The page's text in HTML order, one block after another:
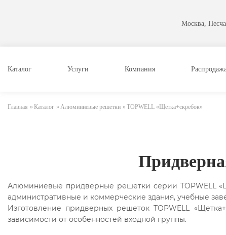
Москва,
Каталог Услуги Компания
Главная »Каталог »Алюминиевые решетки »TOPWELL «Щетка+скребок»
Алюминиевые придверные решетки серии TOPWELL
административные и коммерческие здания, учебные
Изготовление придверных решеток TOPWELL
зависимости от особенностей входной группы.